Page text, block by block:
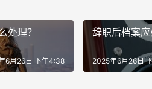
处理？
6月26日 下午4:38
辞职后档案
2025年6月26日